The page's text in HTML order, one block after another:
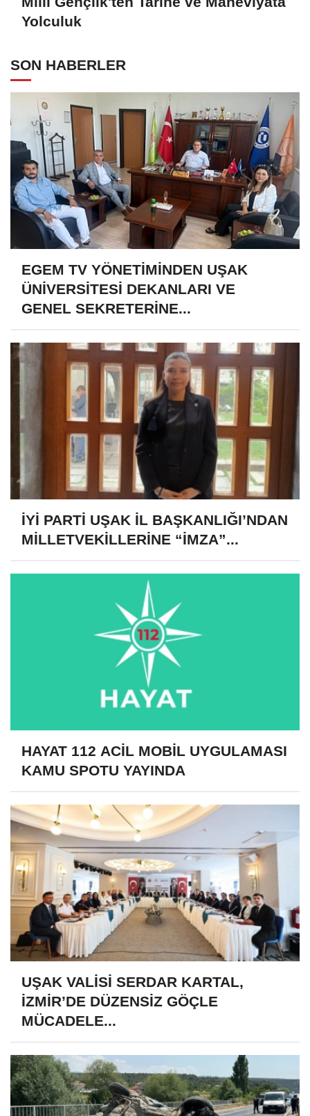
Yolculuk
SON HABERLER
EGEM TV YÖNETİMİNDEN UŞAK
ÜNİVERSİTESİ DEKANLARI VE
GENEL SEKRETERİNE...
İYİ PARTİ UŞAK İL BAŞKANLIĞI’NDAN
MİLLETVEKİLLERİNE “İMZA”...
HAYAT 112 ACİL MOBİL UYGULAMASI
KAMU SPOTU YAYINDA
UŞAK VALİSİ SERDAR KARTAL,
İZMİR’DE DÜZENSİZ GÖÇLE
MÜCADELE...